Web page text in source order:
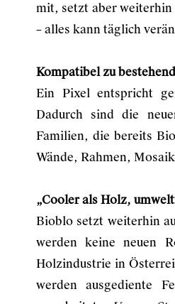
mit, setzt aber
– alles kann täglich
Kompatibel zu
Ein Pixel entspricht
Dadurch sind die
Familien, die bereits
Wände, Rahmen,
„Cooler als Holz,
Bioblo setzt weiterhin
werden keine neuen
Holzindustrie in
werden ausgediente